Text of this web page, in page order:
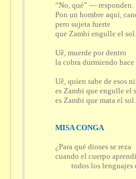
“No, qué” — responden.
Pon un hombre aquí,
pero sujeta fuerte
que Zambi engulle el
Uê, muerde por dentro
la cobra durmiendo hace
Uê, quien sabe de esos
es Zambi que engulle el
es Zambi que mata el sol.
MISA CONGA
¿Para qué dioses se reza
cuando el cuerpo
todos los lenguajes